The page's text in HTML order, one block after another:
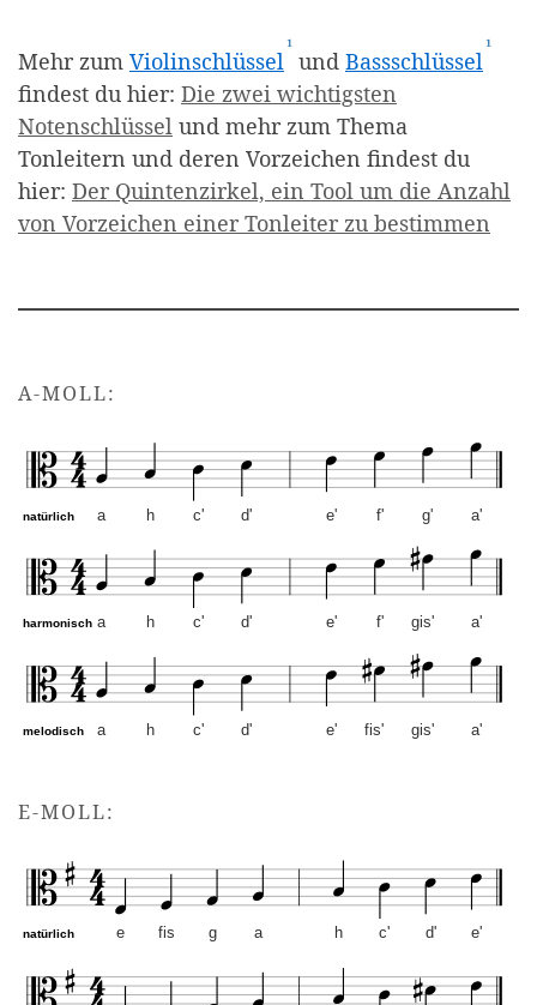
Mehr zum Violinschlüssel (Affiliate-Link)
¹ und Bassschlüssel ¹
findest du hier: Die zwei wichtigsten
Notenschlüssel und mehr zum Thema
Tonleitern und deren Vorzeichen findest du
hier: Der Quintenzirkel, ein Tool um die Anzahl
von Vorzeichen einer Tonleiter zu bestimmen
A-MOLL:
natürlich a h c' d' e' f' g' a'
harmonisch a h c' d' e' f' gis' a'
melodisch a h c' d' e' fis' gis' a'
E-MOLL:
natürlich e fis g a h c' d' e'